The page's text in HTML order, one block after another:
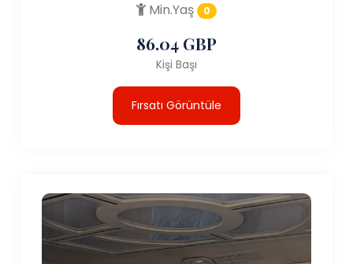
Min.Yaş
0
86.04 GBP
Kişi Başı
Fırsatı Görüntüle